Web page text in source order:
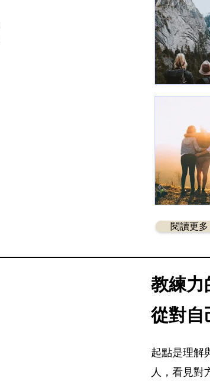
閱讀更多
教練
從對自
起點是理解
人，看見對